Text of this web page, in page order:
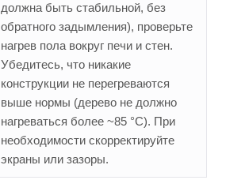
должна быть стабильной, без
обратного задымления), проверьте
нагрев пола вокруг печи и стен.
Убедитесь, что никакие
конструкции не перегреваются
выше нормы (дерево не должно
нагреваться более ~85 °C). При
необходимости скорректируйте
экраны или зазоры.